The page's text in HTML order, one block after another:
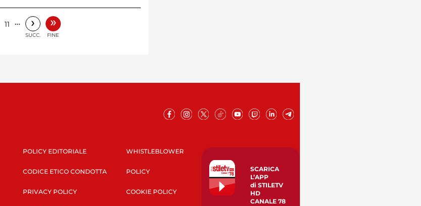
11 … ›
SUCC.
»
FINE
POLICY EDITORIALE
CODICE ETICO CONDOTTA
PRIVACY POLICY
WHISTLEBLOWER
POLICY
COOKIE POLICY
SCARICA
L’APP
di STILETV
HD
CANALE 78